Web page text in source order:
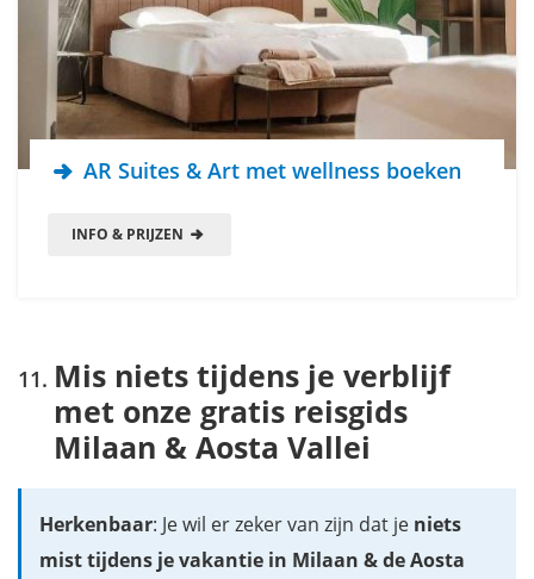
AR Suites & Art met wellness boeken
INFO & PRIJZEN
Mis niets tijdens je verblijf
met onze gratis reisgids
Milaan & Aosta Vallei
Herkenbaar: Je wil er zeker van zijn dat je niets
mist tijdens je vakantie in Milaan & de Aosta